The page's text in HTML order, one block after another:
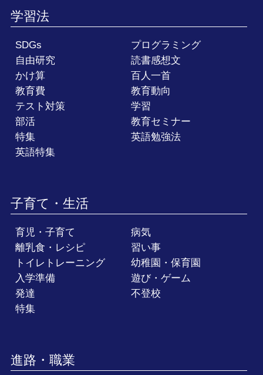
学習法
SDGs
プログラミング
自由研究
読書感想文
かけ算
百人一首
教育費
教育動向
テスト対策
学習
部活
教育セミナー
特集
英語勉強法
英語特集
子育て・生活
育児・子育て
病気
離乳食・レシピ
習い事
トイレトレーニング
幼稚園・保育園
入学準備
遊び・ゲーム
発達
不登校
特集
進路・職業